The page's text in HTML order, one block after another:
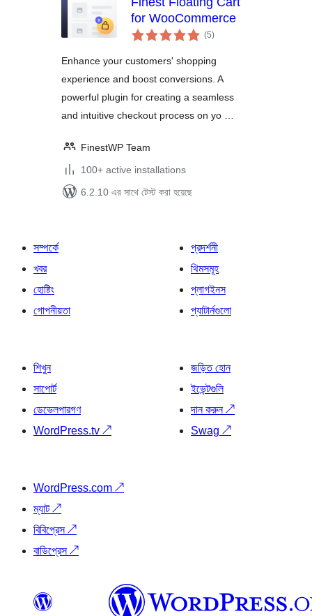
for WooCommerce
(5total
ratings
)
Enhance your customers' shopping
experience and boost conversions. A
powerful plugin for creating a seamless
and intuitive checkout process on yo …
FinestWP Team
100+ active installations
6.2.10 এর সাথে টেস্ট করা হয়েছে
সম্পর্কে
খবর
হোষ্টিং
গোপনীয়তা
প্রদর্শনী
থিমসমূহ
প্লাগইনস
প্যাটার্নগুলো
শিখুন
সাপোর্ট
ডেভেলপারগণ
WordPress.tv ↗
জড়িত হোন
ইভেন্টগুলি
দান করুন↗
Swag ↗
WordPress.com ↗
ম্যাট↗
বিবিপ্রেস↗
বাডিপ্রেস↗